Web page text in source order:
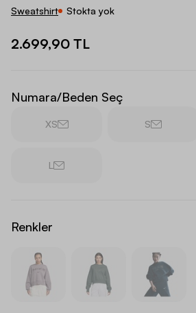
Sweatshirt Stokta yok
2.699,90 TL
Numara/Beden Seç
XS S
L
Renkler